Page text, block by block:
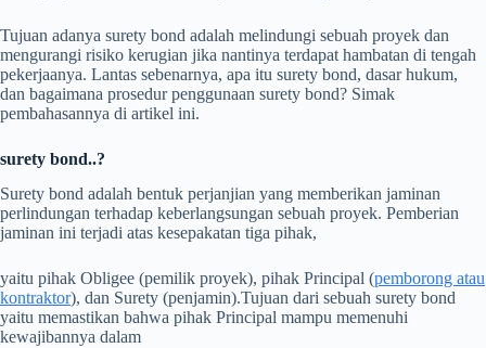
Tujuan adanya surety bond adalah melindungi sebuah proyek dan
mengurangi risiko kerugian jika nantinya terdapat hambatan di tengah
pekerjaanya. Lantas sebenarnya, apa itu surety bond, dasar hukum,
dan bagaimana prosedur penggunaan surety bond? Simak
pembahasannya di artikel ini.
surety bond..?
Surety bond adalah bentuk perjanjian yang memberikan jaminan
perlindungan terhadap keberlangsungan sebuah proyek. Pemberian
jaminan ini terjadi atas kesepakatan tiga pihak,
yaitu pihak Obligee (pemilik proyek), pihak Principal (pemborong atau
kontraktor), dan Surety (penjamin).Tujuan dari sebuah surety bond
yaitu memastikan bahwa pihak Principal mampu memenuhi
kewajibannya dalam